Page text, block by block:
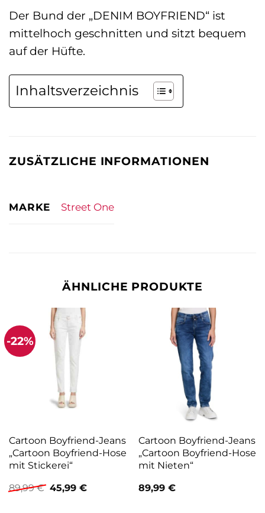
Der Bund der „DENIM BOYFRIEND“ ist
mittelhoch geschnitten und sitzt bequem
auf der Hüfte.
Inhaltsverzeichnis
ZUSÄTZLICHE INFORMATIONEN
MARKE Street One
ÄHNLICHE PRODUKTE
-22%
Cartoon Boyfriend-Jeans
„Cartoon Boyfriend-Hose
mit Stickerei“
89,99€ Ursprünglicher
Preis
45,99 €Aktueller
Cartoon Boyfriend-Jeans
„Cartoon Boyfriend-Hose
mit Nieten“
89,99 €